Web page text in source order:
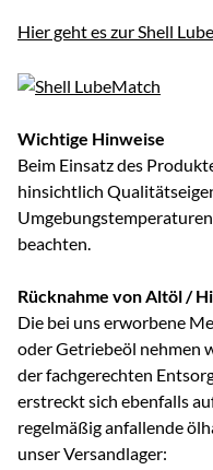
Hier geht es zur Shell
Wichtige Hinweise
Beim Einsatz des
hinsichtlich
beachten.
Rücknahme von Altöl /
Die bei uns erworbene
oder Getriebeöl nehmen
der fachgerechten
erstreckt sich ebenfalls
regelmäßig anfallende
unser Versandlager: